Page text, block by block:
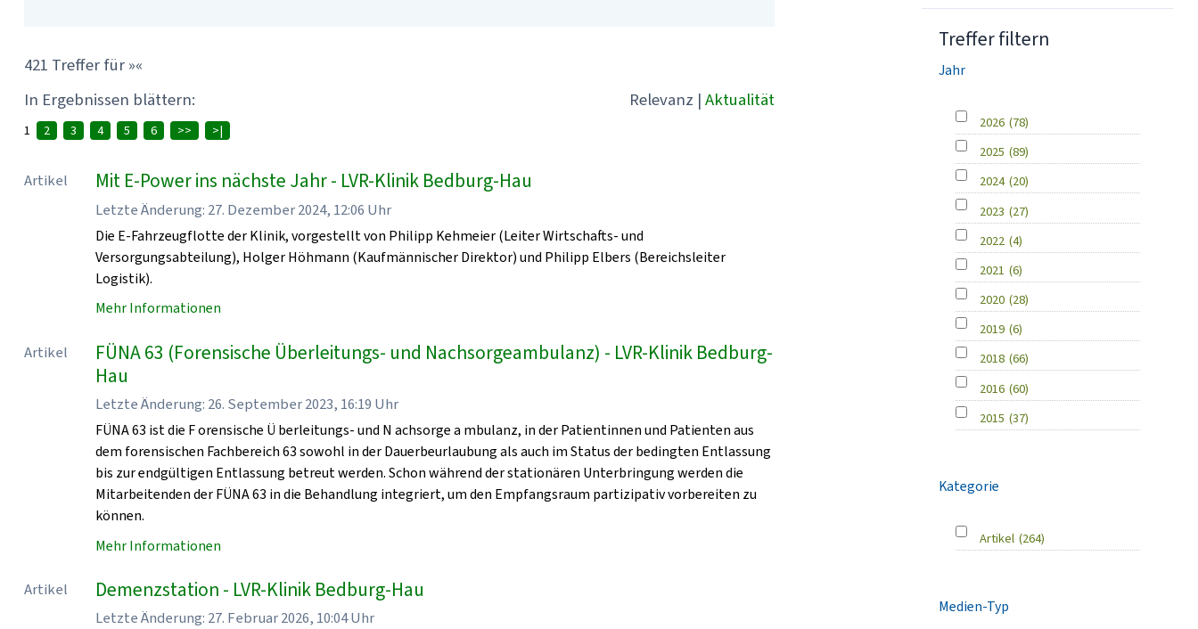
421 Treffer für »«
In Ergebnissen blättern:
Relevanz | Aktualität
1 2 3 4 5 6 >> >|
Artikel Mit E-Power ins nächste Jahr - LVR-Klinik Bedburg-Hau
Letzte Änderung: 27. Dezember 2024, 12:06 Uhr
Die E-Fahrzeugflotte der Klinik, vorgestellt von Philipp Kehmeier (Leiter Wirtschafts- und
Versorgungsabteilung), Holger Höhmann (Kaufmännischer Direktor) und Philipp Elbers (Bereichsleiter
Logistik).
Mehr Informationen
Artikel
FÜNA 63 (Forensische Überleitungs- und Nachsorgeambulanz) - LVR-Klinik Bedburg-
Hau
Letzte Änderung: 26. September 2023, 16:19 Uhr
FÜNA 63 ist die F orensische Ü berleitungs- und N achsorge a mbulanz, in der Patientinnen und Patienten aus
dem forensischen Fachbereich 63 sowohl in der Dauerbeurlaubung als auch im Status der bedingten Entlassung
bis zur endgültigen Entlassung betreut werden. Schon während der stationären Unterbringung werden die
Mitarbeitenden der FÜNA 63 in die Behandlung integriert, um den Empfangsraum partizipativ vorbereiten zu
können.
Mehr Informationen
Artikel Demenzstation - LVR-Klinik Bedburg-Hau
Letzte Änderung: 27. Februar 2026, 10:04 Uhr
Treffer filtern
Jahr
2026 (78)
2025 (89)
2024 (20)
2023 (27)
2022 (4)
2021 (6)
2020 (28)
2019 (6)
2018 (66)
2016 (60)
2015 (37)
Kategorie
Artikel (264)
Medien-Typ